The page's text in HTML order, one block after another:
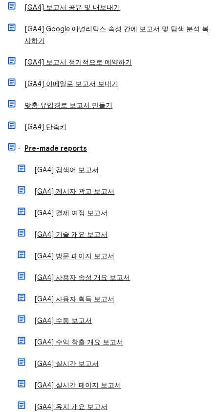
[GA4] 보고서 공유 및 내보내기
[GA4] Google 애널리틱스 속성 간에 보고서 및 탐색 분석 복
사하기
[GA4] 보고서 정기적으로 예약하기
[GA4] 이메일로 보고서 보내기
맞춤 유입경로 보고서 만들기
[GA4] 단축키
Pre-made reports
[GA4] 검색어 보고서
[GA4] 게시자 광고 보고서
[GA4] 결제 여정 보고서
[GA4] 기술 개요 보고서
[GA4] 방문 페이지 보고서
[GA4] 사용자 속성 개요 보고서
[GA4] 사용자 획득 보고서
[GA4] 수동 보고서
[GA4] 수익 창출 개요 보고서
[GA4] 실시간 보고서
[GA4] 실시간 페이지 보고서
[GA4] 유지 개요 보고서